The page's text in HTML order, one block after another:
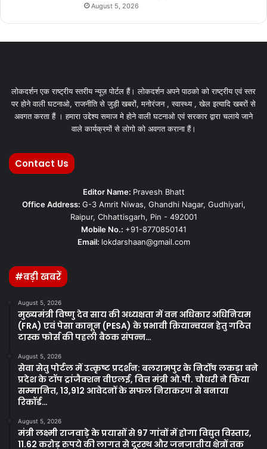
August 5, 2026
लोकदर्शन एक राष्ट्रीय स्तरीय न्यूज़ पोर्टल हैं। लोकदर्शन अपने पाठको को राष्ट्रीय एवं स्तर
पर होने वाली घटनाओ, राजनीति से जुड़ी खबरों, मनोरंजन , स्वास्थ्य , खेल इत्यादि खबरों से
अवगत करता हैं । हमारा उद्देश्य समाज मे होने वाली घटनाओ एवं सरकार द्वारा चलाये जाने
वाले कार्यक्रमों से लोगो को अवगत कराना हैं।
Contact Us
Editor Name: Pravesh Bhatt
Office Address: G-3 Amrit Niwas, Ghandhi Nagar, Gudhiyari,
Raipur, Chhattisgarh, Pin - 492001
Mobile No.: +91-8770850141
Email: lokdarshaan@gmail.com
#बड़ी खबरें
August 5, 2026
मुख्यमंत्री विष्णु देव साय की अध्यक्षता में वन अधिकार अधिनियम
(FRA) एवं पेसा कानून (PESA) के प्रभावी क्रियान्वयन हेतु गठित
टास्क फोर्स की पहली बैठक संपन्न…
August 5, 2026
सेवा सेतु पोर्टल में उत्कृष्ट प्रदर्शन: बलरामपुर के निर्दोष लकड़ा बने
प्रदेश के टॉप ट्रांजैक्शन वीएलई, वित्त मंत्री ओ.पी. चौधरी ने किया
सम्मानित, 13,912 आवेदनों के सफल निराकरण से बनाया
रिकॉर्ड…
August 5, 2026
मंत्री लक्ष्मी राजवाड़े के प्रयासों से 97 गांवों में होगा विद्युत विस्तार,
11.62 करोड़ रुपये की लागत से दूरस्थ और जनजातीय क्षेत्रों तक